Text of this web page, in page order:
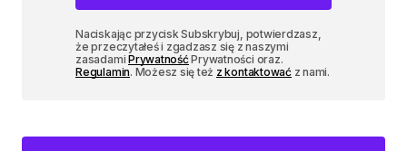
Naciskając przycisk Subskrybuj, potwierdzasz,
że przeczytałeś i zgadzasz się z naszymi
zasadamiPrywatnośćPrywatności oraz.
Regulamin. Możesz się też z kontaktowaćz nami.